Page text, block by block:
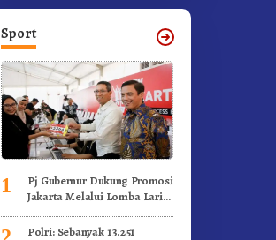
Sport
1
Pj Gubernur Dukung Promosi
Jakarta Melalui Lomba Lari
Polri: Sebanyak 13.251